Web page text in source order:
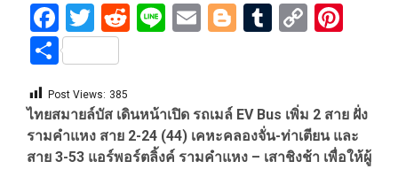
Facebook
Twitter
Reddit
LineEmailBlogger
Tumblr
Copy
Share
Post Views: 385
ไทยสมายล์บัส เดินหน้าเปิด รถเมล์ EV Bus เพิ่ม 2 สาย ฝั่ง
รามคำแหง สาย 2-24 (44) เคหะคลองจั่น-ท่าเตียน และ
สาย 3-53 แอร์พอร์ตลิ้งค์ รามคำแหง – เสาชิงช้า เพื่อให้ผู้